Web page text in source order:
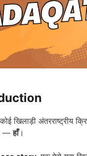
खिलाड़ी अंतरराष्ट्रीय
है —हाँ।